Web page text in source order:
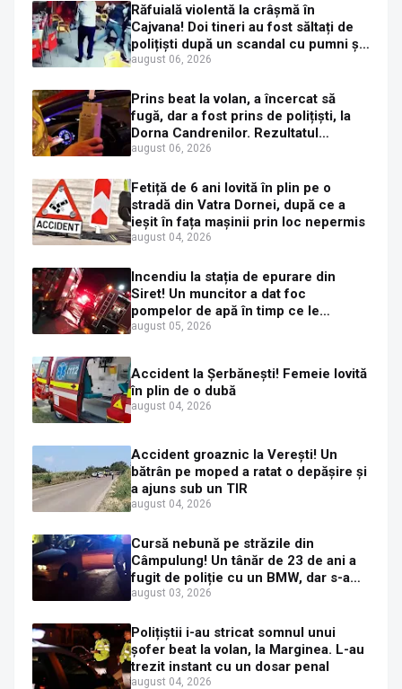
Răfuială violentă la crâșmă în
Cajvana! Doi tineri au fost săltați de
polițiști după un scandal cu pumni și
mașini distruse
august 06, 2026
Prins beat la volan, a încercat să
fugă, dar a fost prins de polițiști, la
Dorna Candrenilor. Rezultatul
etilotestului: 1,59 mg/l alcool pur în
august 06, 2026
Fetiță de 6 ani lovită în plin pe o
stradă din Vatra Dornei, după ce a
ieșit în fața mașinii prin loc nepermis
august 04, 2026
Incendiu la stația de epurare din
Siret! Un muncitor a dat foc
pompelor de apă în timp ce le
alimenta cu combustibil
august 05, 2026
Accident la Șerbănești! Femeie lovită
în plin de o dubă
august 04, 2026
Accident groaznic la Verești! Un
bătrân pe moped a ratat o depășire și
a ajuns sub un TIR
august 04, 2026
Cursă nebună pe străzile din
Câmpulung! Un tânăr de 23 de ani a
fugit de poliție cu un BMW, dar s-a
oprit într-un gard de pe strada
august 03, 2026
Polițiștii i-au stricat somnul unui
șofer beat la volan, la Marginea. L-au
trezit instant cu un dosar penal
august 04, 2026